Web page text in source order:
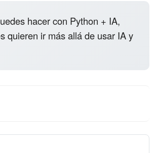
hacer con Python + IA,
quieren ir más allá de usar IA y